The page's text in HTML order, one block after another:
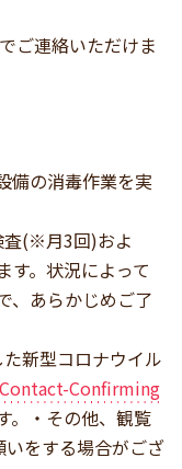
ご連絡いただけま
備の消毒作業を実
査(※月3回)およ
す。状況によって
、あらかじめご了
新型コロナウイル
Contact-Confirming
。・その他、観覧
をする場合がござ